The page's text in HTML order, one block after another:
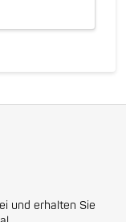
und erhalten Sie